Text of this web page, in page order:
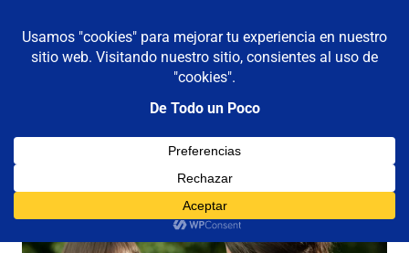
contenido
De todo un poco
Reflexiones,
Viajes
MENÚ